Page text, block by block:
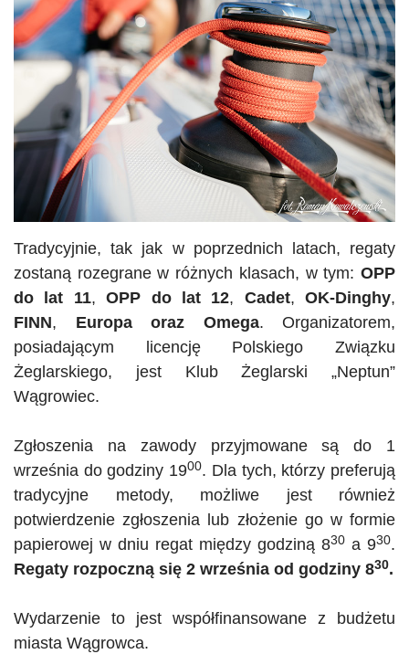
Tradycyjnie, tak jak w poprzednich latach, regaty
zostaną rozegrane w różnych klasach, w tym: OPP
do lat 11,OPP do lat 12, Cadet, OK-Dinghy,
FINN, Europa oraz Omega. Organizatorem,
posiadającym licencję Polskiego Związku
Żeglarskiego, jest Klub Żeglarski „Neptun”
Wągrowiec.
Zgłoszenia na zawody przyjmowane są do 1
września do godziny 1900. Dla tych, którzy preferują
tradycyjne metody, możliwe jest również
potwierdzenie zgłoszenia lub złożenie go w formie
papierowej w dniu regat między godziną 830 a 930.
Regaty rozpoczną się 2 września od godziny 830.
Wydarzenie to jest współfinansowane z budżetu
miasta Wągrowca.